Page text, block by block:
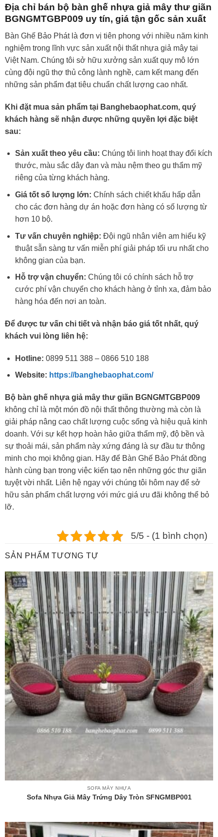
Địa chỉ bán bộ bàn ghế nhựa giả mây thư giãn
BGNGMTGBP009 uy tín, giá tận gốc sản xuất
Bàn Ghế Bảo Phát là đơn vị tiên phong với nhiều năm kinh
nghiệm trong lĩnh vực sản xuất nội thất nhựa giả mây tại
Việt Nam. Chúng tôi sở hữu xưởng sản xuất quy mô lớn
cùng đội ngũ thợ thủ công lành nghề, cam kết mang đến
những sản phẩm đạt tiêu chuẩn chất lượng cao nhất.
Khi đặt mua sản phẩm tại Banghebaophat.com, quý
khách hàng sẽ nhận được những quyền lợi đặc biệt
sau:
Sản xuất theo yêu cầu: Chúng tôi linh hoạt thay đổi kích
thước, màu sắc dây đan và màu nệm theo gu thẩm mỹ
riêng của từng khách hàng.
Giá tốt số lượng lớn: Chính sách chiết khấu hấp dẫn
cho các đơn hàng dự án hoặc đơn hàng có số lượng từ
hơn 10 bộ.
Tư vấn chuyên nghiệp: Đội ngũ nhân viên am hiểu kỹ
thuật sẵn sàng tư vấn miễn phí giải pháp tối ưu nhất cho
không gian của bạn.
Hỗ trợ vận chuyển: Chúng tôi có chính sách hỗ trợ
cước phí vận chuyển cho khách hàng ở tỉnh xa, đảm bảo
hàng hóa đến nơi an toàn.
Để được tư vấn chi tiết và nhận báo giá tốt nhất, quý
khách vui lòng liên hệ:
Hotline: 0899 511 388 – 0866 510 188
Website: https://banghebaophat.com/
Bộ bàn ghế nhựa giả mây thư giãn BGNGMTGBP009
không chỉ là một món đồ nội thất thông thường mà còn là
giải pháp nâng cao chất lượng cuộc sống và hiệu quả kinh
doanh. Với sự kết hợp hoàn hảo giữa thẩm mỹ, độ bền và
sự thoải mái, sản phẩm này xứng đáng là sự đầu tư thông
minh cho mọi không gian. Hãy để Bàn Ghế Bảo Phát đồng
hành cùng bạn trong việc kiến tạo nên những góc thư giãn
tuyệt vời nhất. Liên hệ ngay với chúng tôi hôm nay để sở
hữu sản phẩm chất lượng với mức giá ưu đãi không thể bỏ
lỡ.
5/5 - (1 bình chọn)
SẢN PHẨM TƯƠNG TỰ
SOFA MÂY NHỰA
Sofa Nhựa Giả Mây Trứng Dây Tròn SFNGMBP001